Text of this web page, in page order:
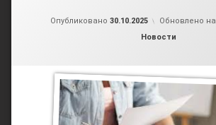
Опубликовано 30.10.2025 Обновлено на
Рубрики:
Новости